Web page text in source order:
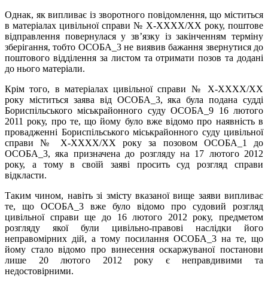
Однак, як випливає із зворотного повідомлення, що міститься
в матеріалах цивільної справи № X-XXXX/XX року, поштове
відправлення повернулася у зв’язку із закінченням терміну
зберігання, тобто ОСОБА_3 не виявив бажання звернутися до
поштового відділення за листом та отримати позов та додані
до нього матеріали.
Крім того, в матеріалах цивільної справи № X-XXXX/XX
року міститься заява від ОСОБА_3, яка була подана судді
Бориспільського міськрайонного суду ОСОБА_9 16 лютого
2011 року, про те, що йому було вже відомо про наявність в
провадженні Бориспільського міськрайонного суду цивільної
справи № X-XXXX/XX року за позовом ОСОБА_1 до
ОСОБА_3, яка призначена до розгляду на 17 лютого 2012
року, а тому в своїй заяві просить суд розгляд справи
відкласти.
Таким чином, навіть зі змісту вказаної вище заяви випливає
те, що ОСОБА_3 вже було відомо про судовий розгляд
цивільної справи ще до 16 лютого 2012 року, предметом
розгляду якої були цивільно-правові наслідки його
неправомірних дій, а тому посилання ОСОБА_3 на те, що
йому стало відомо про винесення оскаржуваної постанови
лише 20 лютого 2012 року є неправдивими та
недостовірними.